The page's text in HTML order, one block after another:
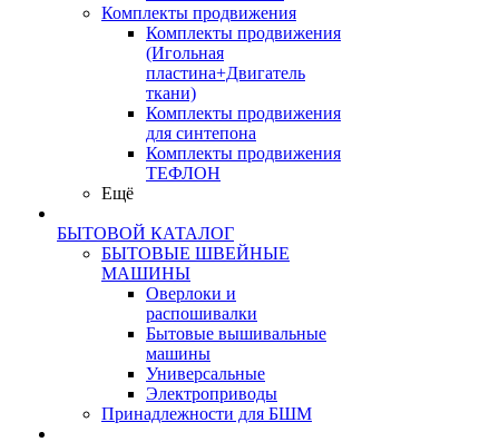
Комплекты продвижения
Комплекты продвижения
(Игольная
пластина+Двигатель
ткани)
Комплекты продвижения
для синтепона
Комплекты продвижения
ТЕФЛОН
Ещё
БЫТОВОЙ КАТАЛОГ
БЫТОВЫЕ ШВЕЙНЫЕ
МАШИНЫ
Оверлоки и
распошивалки
Бытовые вышивальные
машины
Универсальные
Электроприводы
Принадлежности для БШМ